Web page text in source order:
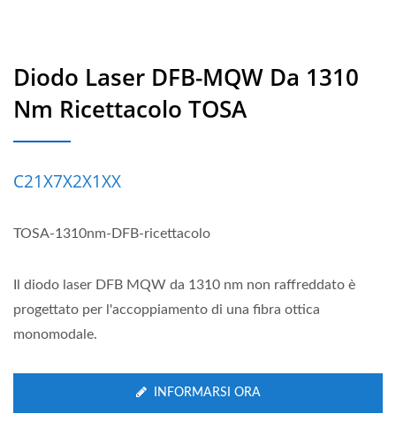
Diodo Laser DFB-MQW Da 1310
Nm Ricettacolo TOSA
C21X7X2X1XX
TOSA-1310nm-DFB-ricettacolo
Il diodo laser DFB MQW da 1310 nm non raffreddato è
progettato per l'accoppiamento di una fibra ottica
monomodale.
INFORMARSI ORA